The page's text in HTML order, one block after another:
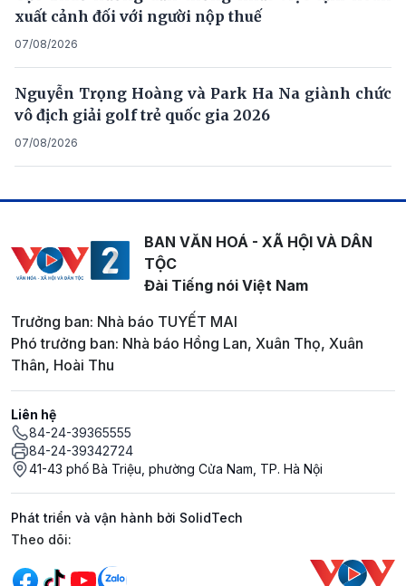
xuất cảnh đối với người nộp thuế
07/08/2026
Nguyễn Trọng Hoàng và Park Ha Na giành chức
vô địch giải golf trẻ quốc gia 2026
07/08/2026
BAN VĂN HOÁ - XÃ HỘI VÀ DÂN
TỘC
Đài Tiếng nói Việt Nam
Trưởng ban: Nhà báo TUYẾT MAI
Phó trưởng ban: Nhà báo Hồng Lan, Xuân Thọ, Xuân
Thân, Hoài Thu
Liên hệ
84-24-39365555
84-24-39342724
41-43 phố Bà Triệu, phường Cửa Nam, TP. Hà Nội
Phát triển và vận hành bởi SolidTech
Mạng xã hội
Theo dõi: